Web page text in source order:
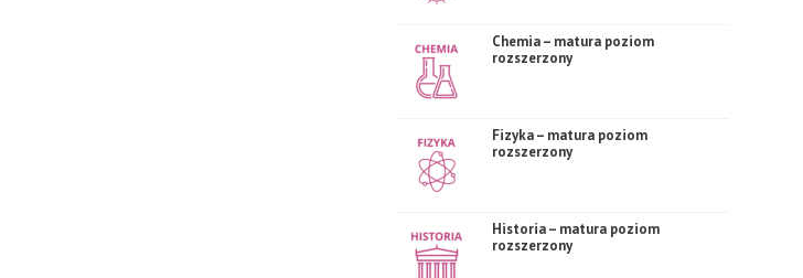
Chemia – matura poziom
rozszerzony
Fizyka – matura poziom
rozszerzony
Historia – matura poziom
rozszerzony